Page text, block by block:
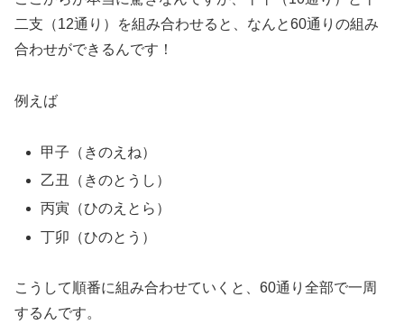
二支（12通り）を組み合わせると、なんと60通りの組み
合わせができるんです！
例えば
甲子（きのえね）
乙丑（きのとうし）
丙寅（ひのえとら）
丁卯（ひのとう）
こうして順番に組み合わせていくと、60通り全部で一周
するんです。